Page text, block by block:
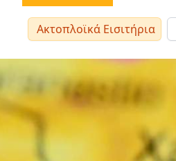
Ακτοπλοϊκά Εισιτήρια